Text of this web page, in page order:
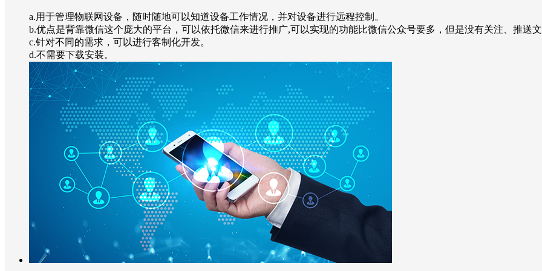
a.用于管理物联网设备，随时随地可以知道设备工作情况，并对设备进行远程控制。
b.优点是背靠微信这个庞大的平台，可以依托微信来进行推广,可以实现的功能比微信公众号要多，但是没有关注、推送文
c.针对不同的需求，可以进行客制化开发。
d.不需要下载安装。